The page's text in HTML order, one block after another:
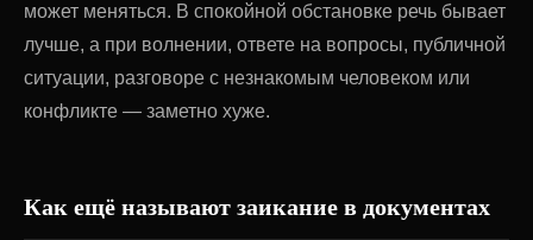
может меняться. В спокойной обстановке речь бывает
лучше, а при волнении, ответе на вопросы, публичной
ситуации, разговоре с незнакомым человеком или
конфликте — заметно хуже.
Как ещё называют заикание в документах